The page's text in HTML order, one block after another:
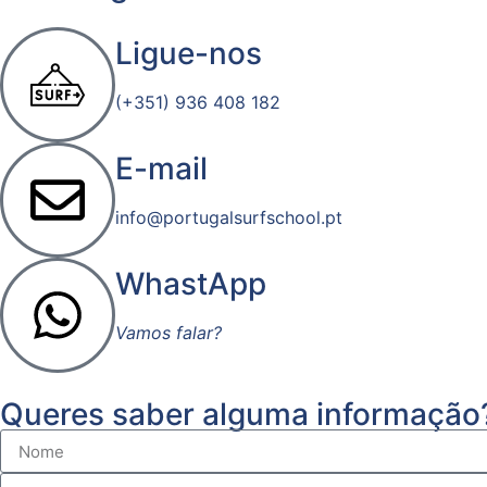
Ligue-nos
(+351) 936 408 182
E-mail
info@portugalsurfschool.pt
WhastApp
Vamos falar?
Queres saber alguma